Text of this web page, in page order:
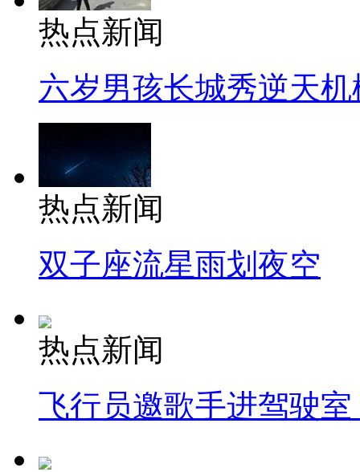
热点新闻
六岁男孩长城秀逆天机
热点新闻
双子座流星雨划夜空
热点新闻
飞行员邀歌手进驾驶